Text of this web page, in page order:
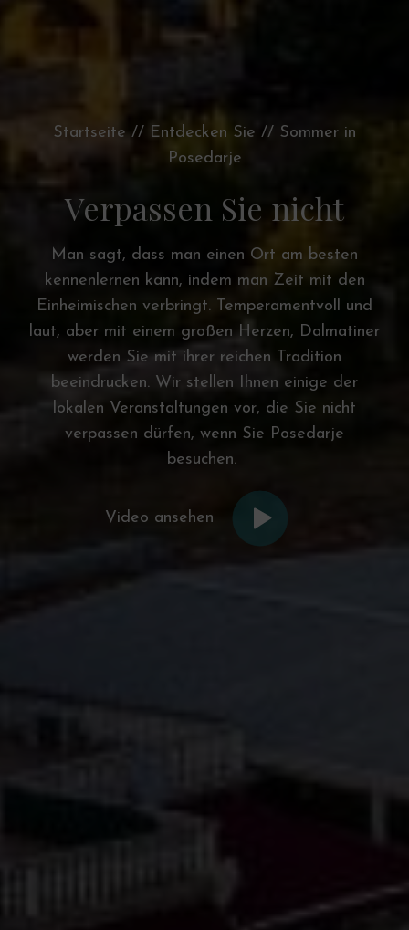
Startseite // Entdecken Sie // Sommer in
Posedarje
Verpassen Sie nicht
Man sagt, dass man einen Ort am besten
kennenlernen kann, indem man Zeit mit den
Einheimischen verbringt. Temperamentvoll und
laut, aber mit einem großen Herzen, Dalmatiner
werden Sie mit ihrer reichen Tradition
beeindrucken. Wir stellen Ihnen einige der
lokalen Veranstaltungen vor, die Sie nicht
verpassen dürfen, wenn Sie Posedarje
besuchen.
Video ansehen